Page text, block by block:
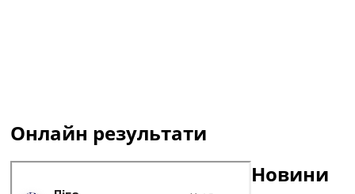
Онлайн результати
Новини